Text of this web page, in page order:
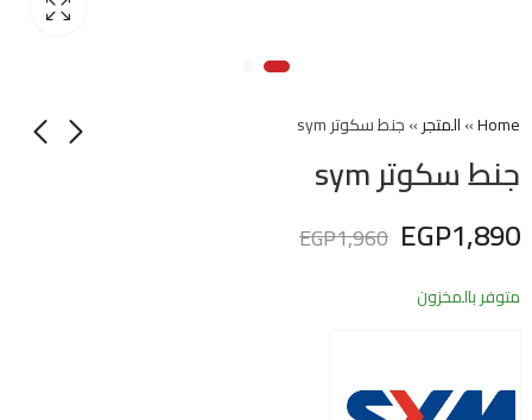
Home
»المتجر»جنط سكوتر sym
جنط سكوتر sym
EGP1,890
EGP1,960
متوفر بالمخزون